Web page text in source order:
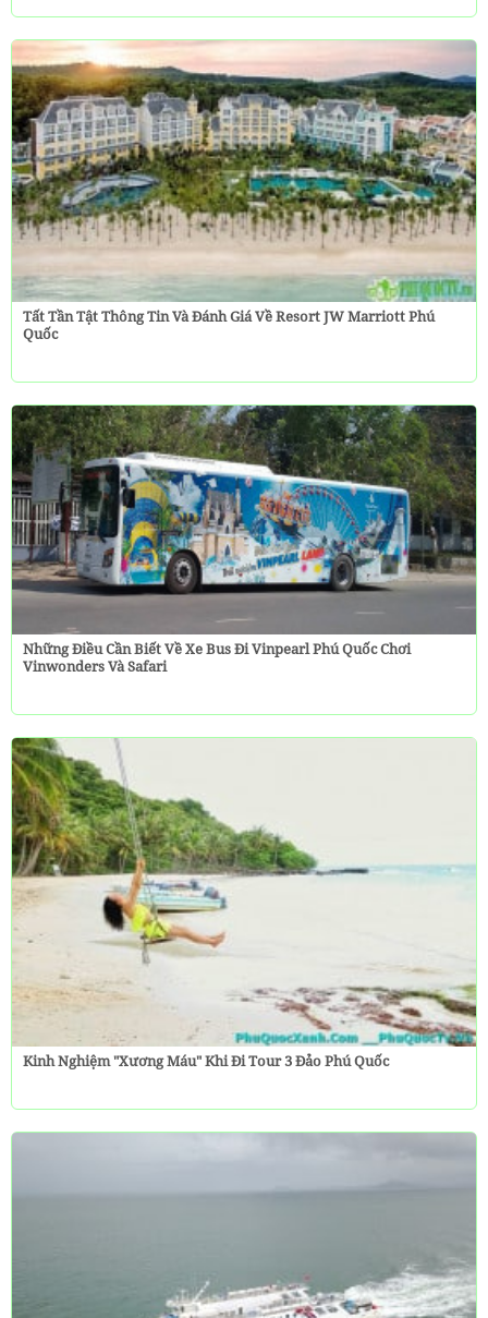
Tất Tần Tật Thông Tin Và Đánh Giá Về Resort JW Marriott Phú
Quốc
Những Điều Cần Biết Về Xe Bus Đi Vinpearl Phú Quốc Chơi
Vinwonders Và Safari
Kinh Nghiệm "Xương Máu" Khi Đi Tour 3 Đảo Phú Quốc